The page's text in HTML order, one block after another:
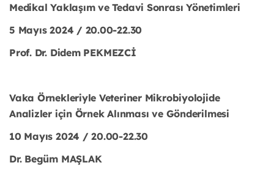
Medikal Yaklaşım ve Tedavi Sonrası Yönetimleri
5 Mayıs 2024 / 20.00-22.30
Prof. Dr. Didem PEKMEZCİ
Vaka Örnekleriyle Veteriner Mikrobiyolojide
Analizler için Örnek Alınması ve Gönderilmesi
10 Mayıs 2024 / 20.00-22.30
Dr. Begüm MAŞLAK